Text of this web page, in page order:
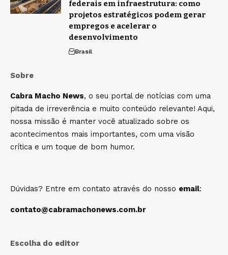
federais em infraestrutura: como
projetos estratégicos podem gerar
empregos e acelerar o
desenvolvimento
Brasil
Sobre
Cabra Macho News, o seu portal de notícias com uma
pitada de irreverência e muito conteúdo relevante! Aqui,
nossa missão é manter você atualizado sobre os
acontecimentos mais importantes, com uma visão
crítica e um toque de bom humor.
Dúvidas? Entre em contato através do nosso email:
contato@cabramachonews.com.br
Escolha do editor